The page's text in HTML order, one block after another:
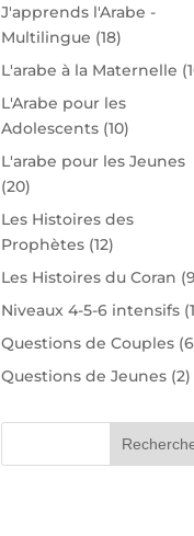
J'apprends l'Arabe -
Multilingue (18)
L'arabe à la Maternelle
L'Arabe pour les
Adolescents (10)
L'arabe pour les Jeunes
(20)
Les Histoires des
Prophètes (12)
Les Histoires du Coran
Niveaux 4-5-6 intensifs
Questions de Couples
Questions de Jeunes (2)